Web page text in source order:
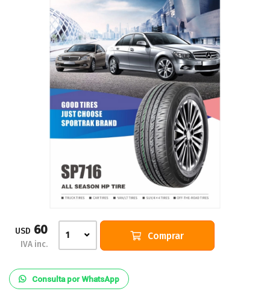
USD 60
IVA inc.
1 Comprar
Consulta por WhatsApp